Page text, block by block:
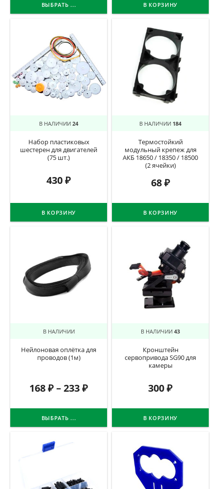
ВЫБРАТЬ ... В КОРЗИНУ
В НАЛИЧИИ 24
Набор пластиковых
шестерен для двигателей
(75 шт.)
430₽
В КОРЗИНУ
В НАЛИЧИИ 184
Термостойкий
модульный крепеж для
АКБ 18650 / 18350 / 18500
(2 ячейки)
68₽
В КОРЗИНУ
В НАЛИЧИИ
Нейлоновая оплётка для
проводов (1м)
168₽–233₽
ВЫБРАТЬ ...
В НАЛИЧИИ 43
Кронштейн
сервопривода SG90 для
камеры
300₽
В КОРЗИНУ